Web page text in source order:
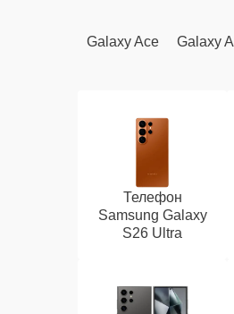
Galaxy Ace
Galaxy A
Телефон
Samsung Galaxy
S26 Ultra